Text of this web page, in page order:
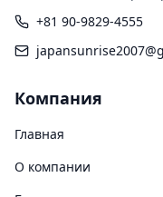
+81 90-9829-4555
Компания
Главная
О компании